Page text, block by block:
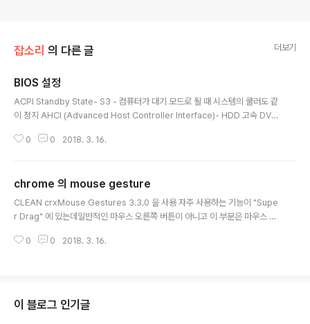
잡소리 의 다른 글 더보기
BIOS 설정
ACPI Standby State- S3 - 컴퓨터가 대기 모드로 될 때 시스템의 쿨러도 같
이 정지 AHCI (Advanced Host Controller Interface)- HDD 고속 DVM
래픽 메모리 크기 설정- 시스템 메모리의 최상위에 사전 할당되는 비디오 메모
트 타이머) 사용 여부를 설정 RC6(Render Standby)- 전력 소모량을 줄이기
위해 온보드 그래픽의 대기 모드 상태 여부 설정 .
0 0 2018. 3. 16.
chrome 의 mouse gesture
CLEAN crxMouse Gestures 3.3.0 을 사용 자주 사용하는 기능이 "Supe
r Drag" 에 있는데일반적인 마우스 오른쪽 버튼이 아니고 이 부분은 마우스 왼
w tab & Background)" == 마우스 왼쪽 버튼 의
0 0 2018. 3. 16.
이 블로그 인기글